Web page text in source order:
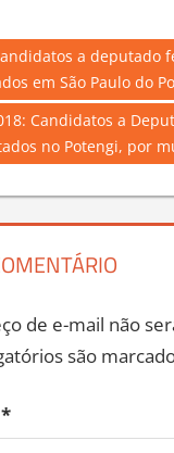
a deputado
em São Paulo do
Candidatos a
no Potengi, por
de e-mail não
são
*